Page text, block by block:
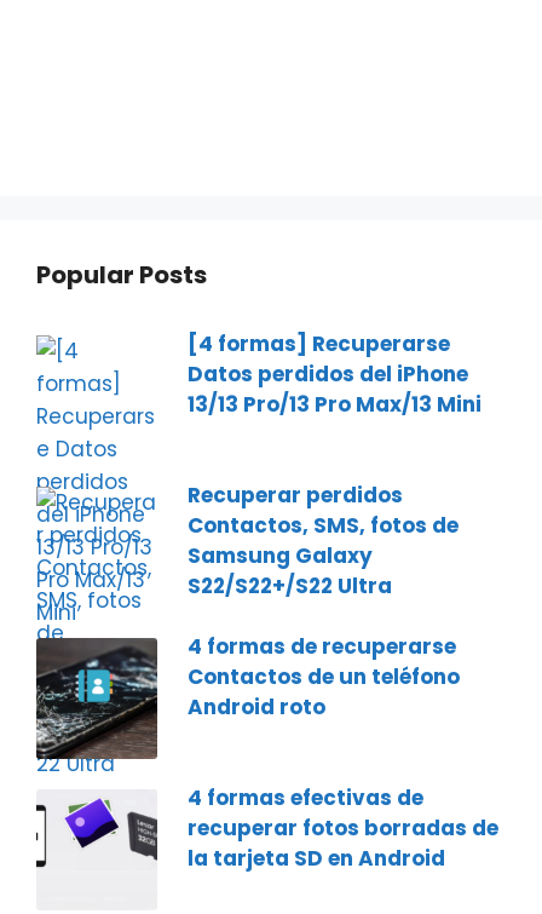
Popular Posts
[4 formas] Recuperarse
Datos perdidos del iPhone
13/13 Pro/13 Pro Max/13 Mini
Recuperar perdidos
Contactos, SMS, fotos de
Samsung Galaxy
S22/S22+/S22 Ultra
4 formas de recuperarse
Contactos de un teléfono
Android roto
4 formas efectivas de
recuperar fotos borradas de
la tarjeta SD en Android